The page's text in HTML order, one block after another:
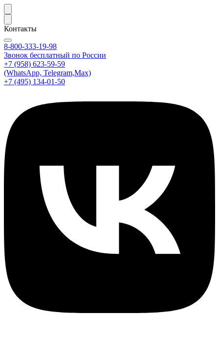
Контакты
8-800-333-19-98
Звонок бесплатный по России
+7 (958) 623-59-59
(WhatsApp, Telegram,Max)
+7 (495) 134-01-50